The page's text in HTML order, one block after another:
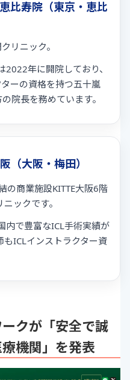
比寿院（東京・恵比
リニック。
年に開院しており、
ーの資格を持つ五十嵐
院長を務めています。
（大阪・梅田）
の商業施設KITTE大阪6階
ックです。
内で豊富なICL手術実績が
もICLインストラクター資
クが「安全で誠
機関」を発表